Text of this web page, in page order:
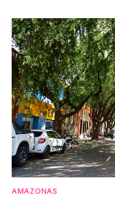
AMAZONAS